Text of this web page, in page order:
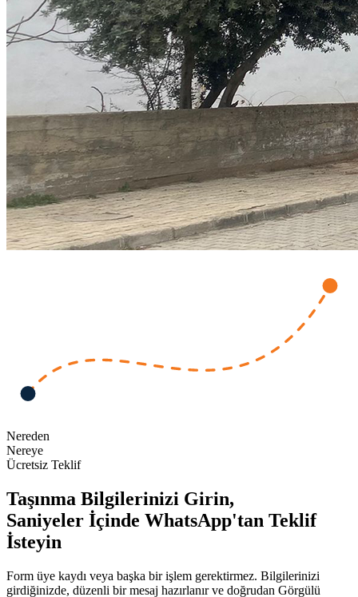
Nereden
Nereye
Ücretsiz Teklif
Taşınma Bilgilerinizi Girin,
Saniyeler İçinde WhatsApp'tan Teklif
İsteyin
Form üye kaydı veya başka bir işlem gerektirmez. Bilgilerinizi
girdiğinizde, düzenli bir mesaj hazırlanır ve doğrudan Görgülü